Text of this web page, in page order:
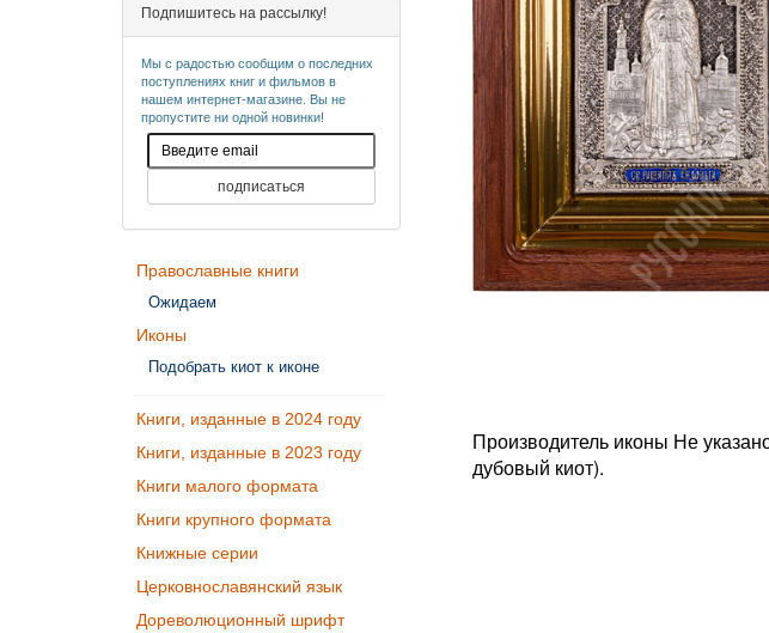
Подпишитесь на рассылку!
Мы с радостью сообщим о последних
поступлениях книг и фильмов в
нашем интернет-магазине. Вы не
пропустите ни одной новинки!
Православные книги
Ожидаем
Иконы
Подобрать киот к иконе
Книги, изданные в 2024 году
Книги, изданные в 2023 году
Книги малого формата
Книги крупного формата
Книжные серии
Церковнославянский язык
Дореволюционный шрифт
Производитель иконы Не
дубовый киот).